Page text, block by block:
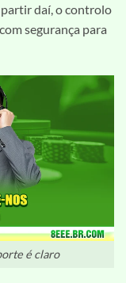
daí, o controlo
segurança para
é claro